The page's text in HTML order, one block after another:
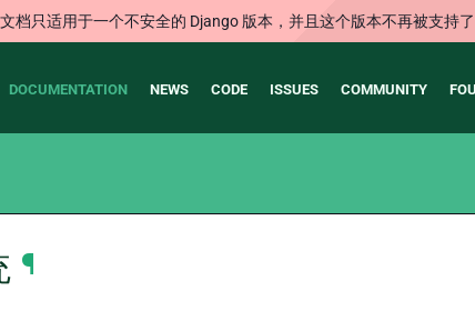
档只适用于一个不安全的 Django 版本，并且这个版本不再被支持
DOCUMENTATION NEWS CODE ISSUES COMMUNITY
¶